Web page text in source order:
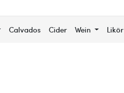
Calvados Cider Wein Likör